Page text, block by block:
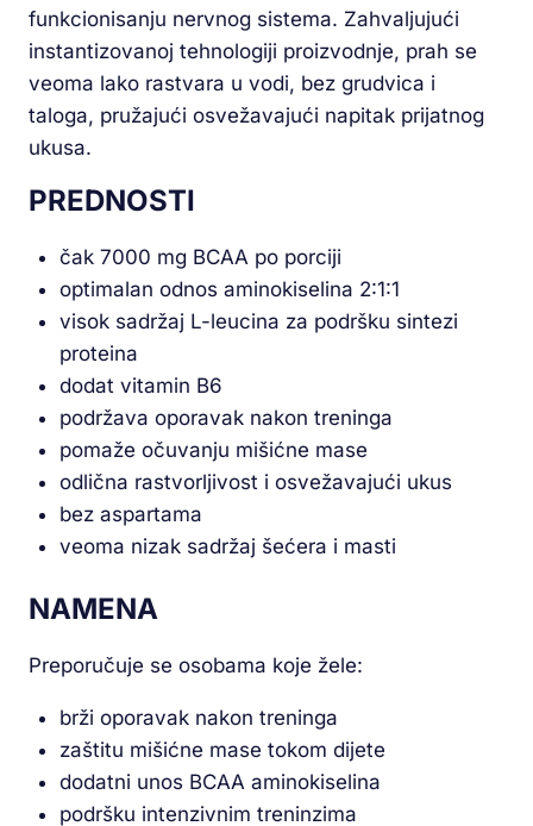
funkcionisanju nervnog sistema. Zahvaljujući
instantizovanoj tehnologiji proizvodnje, prah se
veoma lako rastvara u vodi, bez grudvica i
taloga, pružajući osvežavajući napitak prijatnog
ukusa.
PREDNOSTI
čak 7000 mg BCAA po porciji
optimalan odnos aminokiselina 2:1:1
visok sadržaj L-leucina za podršku sintezi
proteina
dodat vitamin B6
podržava oporavak nakon treninga
pomaže očuvanju mišićne mase
odlična rastvorljivost i osvežavajući ukus
bez aspartama
veoma nizak sadržaj šećera i masti
NAMENA
Preporučuje se osobama koje žele:
brži oporavak nakon treninga
zaštitu mišićne mase tokom dijete
dodatni unos BCAA aminokiselina
podršku intenzivnim treninzima